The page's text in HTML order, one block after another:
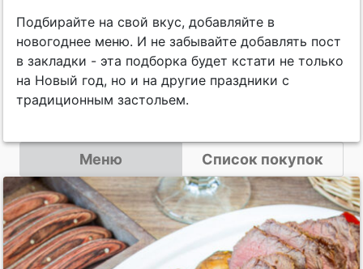
Подбирайте на свой вкус, добавляйте в
новогоднее меню. И не забывайте добавлять пост
в закладки - эта подборка будет кстати не только
на Новый год, но и на другие праздники с
традиционным застольем.
Меню Список покупок